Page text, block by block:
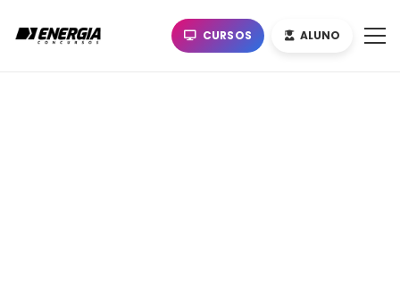
CURSOS ALUNO